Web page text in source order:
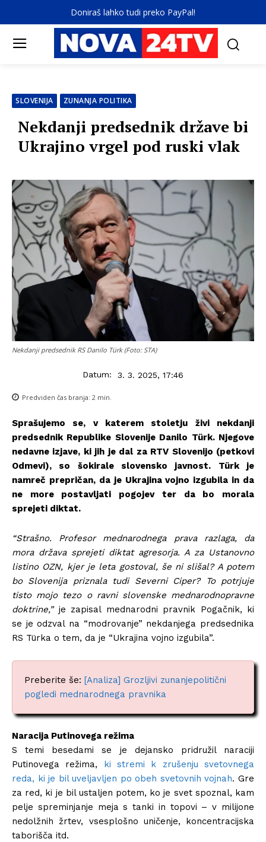
Doniraš lahko tudi preko PayPal!
SLOVENIJA ZUNANJA POLITIKA
Nekdanji predsednik države bi
Ukrajino vrgel pod ruski vlak
Nekdanji predsednik RS Danilo Türk (Foto: STA)
Datum: 3. 3. 2025, 17:46
Predviden čas branja: 2 min.
Sprašujemo se, v katerem stoletju živi nekdanji
predsednik Republike Slovenije Danilo Türk. Njegove
nedavne izjave, ki jih je dal za RTV Slovenijo (petkovi
Odmevi), so šokirale slovensko javnost. Türk je
namreč prepričan, da je Ukrajina vojno izgubila in da
ne more postavljati pogojev ter da bo morala
sprejeti diktat.
“Strašno. Profesor mednarodnega prava razlaga, da
mora država sprejeti diktat agresorja. A za Ustanovno
listino OZN, kjer je leta gostoval, še ni slišal? A potem
bo Slovenija priznala tudi Severni Ciper? To potrjuje
tisto mojo tezo o ravni slovenske mednarodnopravne
doktrine,”je zapisal mednarodni pravnik Pogačnik, ki
se je odzval na “modrovanje” nekdanjega predsednika
RS Türka o tem, da je “Ukrajina vojno izgubila”.
Preberite še: [Analiza] Grozljivi zunanjepolitični
pogledi mednarodnega pravnika
Naracija Putinovega režima
S temi besedami se je dejansko pridružil naraciji
Putinovega režima,
ki stremi k zrušenju svetovnega
reda, ki je bil uveljavljen po obeh svetovnih vojnah. Gre
za red, ki je bil ustaljen potem, ko je svet spoznal, kam
pelje spreminjanje meja s tanki in topovi – v milijone
nedolžnih žrtev, vsesplošno uničenje, koncentracijska
taborišča itd.